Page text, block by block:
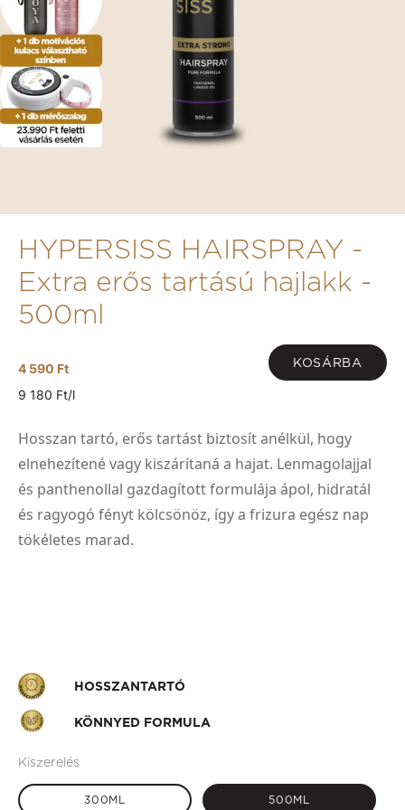
HYPERSISS HAIRSPRAY -
Extra erős tartású hajlakk -
500ml
4 590 Ft KOSÁRBA
9 180 Ft/l
Hosszan tartó, erős tartást biztosít anélkül, hogy
elnehezítené vagy kiszárítaná a hajat. Lenmagolajjal
és panthenollal gazdagított formulája ápol, hidratál
és ragyogó fényt kölcsönöz, így a frizura egész nap
tökéletes marad.
HOSSZANTARTÓ
KÖNNYED FORMULA
Kiszerelés
300ML 500ML